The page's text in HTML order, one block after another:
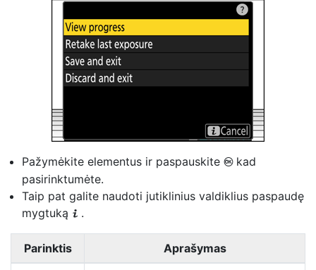
Pažymėkite elementus ir paspauskite J kad
pasirinktumėte.
Taip pat galite naudoti jutiklinius valdiklius paspaudę
mygtuką i .
Parinktis Aprašymas